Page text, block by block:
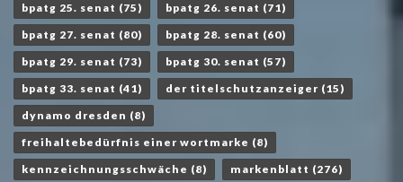
bpatg 25. senat (75) bpatg 26. senat (71)
bpatg 27. senat (80) bpatg 28. senat (60)
bpatg 29. senat (73) bpatg 30. senat (57)
bpatg 33. senat (41) der titelschutzanzeiger (15)
dynamo dresden (8)
freihaltebedürfnis einer wortmarke (8)
kennzeichnungsschwäche (8) markenblatt (276)